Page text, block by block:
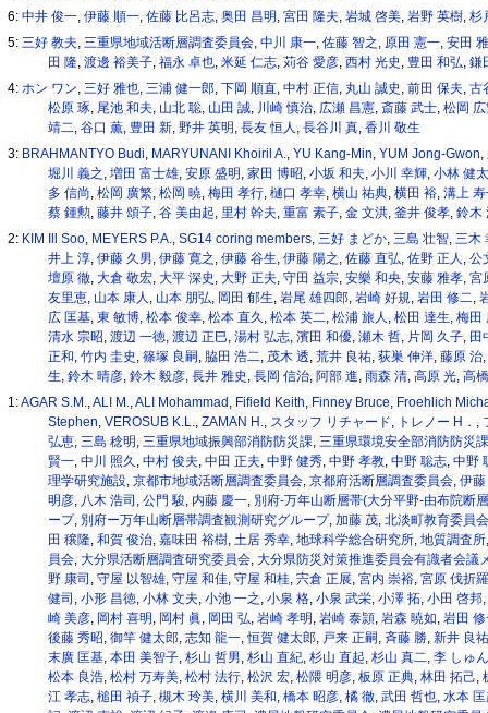
6:中井 俊一 ,伊藤 順一 ,佐藤 比呂志 ,奥田 昌明 ,宮田 隆夫 ,岩城 啓美 ,岩野 英樹 ,杉
5: 三好 教夫 三重県地域活断層調査委員会 ,中川 康一 ,佐藤 智之 原田 憲一 ,安田
田 隆, 渡邊 裕美子, 福永 卓也, 米延 仁志, 苅谷 愛彦, 西村 光史 豊田 和弘 鎌
4: ホン ワン 三好 雅也 三浦 健一郎 ,下岡 順直 ,中村 正信 丸山 誠史 ,前田 保夫 ,古
松原 琢 尾池 和夫 山北 聡, 山田 誠, 川崎 慎治, 広瀬 昌憲, 斎藤 武士, 松岡 広
靖二 谷口 薫, 豊田 新, 野井 英明 長友 恒人 長谷川 真, 香川 敬生
3: BRAHMANTYO Budi MARYUNANI Khoiril A. ,YU Kang-Min ,YUM Jong-Gwon
堀川 義之 増田 富士雄, 安原 盛明 家田 博昭 小坂 和夫 小川 幸輝, 小林 健太
多 信尚 松岡 廣繁, 松岡 暁 梅田 孝行, 樋口 孝幸, 横山 祐典, 横田 裕, 溝上 寿
蔡 鍾勲, 藤井 頌子, 谷 美由起 里村 幹夫 重富 素子, 金 文洪, 釜井 俊孝, 鈴木
2: KIM Ill Soo MEYERS P.A. ,SG14 coring members 三好 まどか 三島 壮智 三木
井上 淳, 伊藤 久男 伊藤 寛之 伊藤 谷生 伊藤 陽之 佐藤 直弘 佐野 正人
公
壇原 徹, 大倉 敬宏, 大平 深史 大野 正夫 守田 益宗, 安樂 和央, 安藤 雅孝, 宮
友里恵, 山本 康人 山本 朋弘 岡田 郁生 岩尾 雄四郎, 岩崎 好規 岩田 修二
広 匡基, 東 敏博, 松本 俊幸, 松本 直久 松本 英二 松浦 旅人 松田 達生 梅田
清水 宗昭 渡辺 一徳, 渡辺 正巳 湯村 弘志, 濱田 和優, 瀬木 哲, 片岡 久子, 田
正和 竹内 圭史 篠塚 良嗣 脇田 浩二 茂木 透 荒井 良祐, 荻巣 伸洋, 藤原 治,
生 鈴木 晴彦, 鈴木 毅彦, 長井 雅史 長岡 信治, 阿部 進 雨森 清, 高原 光, 高
1:AGAR S.M.,ALI M.,ALI Mohammad, Fifield Keith, Finney Bruce, Froehlich
Stephen, VEROSUB K.L., ZAMAN H., スタッフ リチャード, トレノー H． ,
弘恵, 三島 稔明, 三重県地域振興部消防防災課, 三重県環境安全部消防防災課
賢一, 中川 照久 , 中村 俊夫, 中田 正夫, 中野 健秀, 中野 孝教, 中野 聡志, 中野
理学研究施設, 京都市地域活断層調査委員会, 京都府活断層調査委員会, 伊
明彦, 八木 浩司 , 公門 駿, 内藤 慶一, 別府-万年山断層帯(大分平野-由布院断
ープ, 別府ー万年山断層帯調査観測研究グループ, 加藤 茂, 北淡町教育委員会
田 穣隆, 和賀 俊治, 嘉味田 裕樹, 土居 秀幸, 地球科学総合研究所, 地質調査所
員会, 大分県活断層調査研究委員会, 大分県防災対策推進委員会有識者会議
野 康司 , 守屋 以智雄, 守屋 和佳, 守屋 和桂, 宍倉 正展, 宮内 崇裕, 宮原 伐折羅
健司 , 小形 昌徳, 小林 文夫, 小池 一之 , 小泉 格, 小泉 武栄, 小澤 拓, 小田 啓邦,
崎 美彦, 岡村 喜明, 岡村 眞, 岡田 弘, 岩崎 孝明, 岩崎 泰頴, 岩森 暁如, 岩田 修
後藤 秀昭, 御竿 健太郎, 志知 龍一,恒賀 健太郎, 戸来 正嗣, 斉藤 勝, 新井 良祐
末廣 匡基, 本田 美智子, 杉山 哲男, 杉山 直紀, 杉山 直起, 杉山 真二, 李 しゅ
松本 良浩, 松村 万寿美, 松村 法行, 松沢 宏, 松隈 明彦, 板原 正典, 林田 拓己,
江 孝志, 槌田 禎子, 槻木 玲美, 横川 美和, 橋本 昭彦, 橘 徹, 武田 哲也, 水本 匡